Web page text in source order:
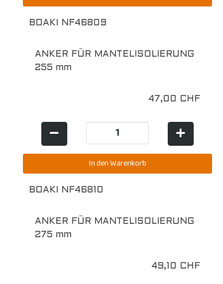
BOAKI NF46809
ANKER FÜR MANTELISOLIERUNG
255 mm
47,00 CHF
BOAKI NF46810
ANKER FÜR MANTELISOLIERUNG
275 mm
49,10 CHF